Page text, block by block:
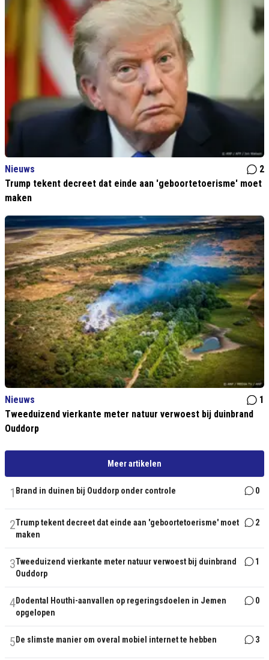
Nieuws
2
Trump tekent decreet dat einde aan 'geboortetoerisme' moet
maken
Nieuws
1
Tweeduizend vierkante meter natuur verwoest bij duinbrand
Ouddorp
Meer artikelen
1 Brand in duinen bij Ouddorp onder controle 0
2Trump tekent decreet dat einde aan 'geboortetoerisme' moet
maken
2
3Tweeduizend vierkante meter natuur verwoest bij duinbrand
Ouddorp
1
4Dodental Houthi-aanvallen op regeringsdoelen in Jemen
opgelopen
0
5 De slimste manier om overal mobiel internet te hebben 3